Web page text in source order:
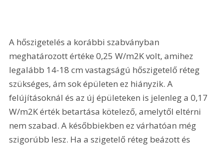
A hőszigetelés a korábbi szabványban
meghatározott értéke 0,25 W/m2K volt, amihez
legalább 14-18 cm vastagságú hőszigetelő réteg
szükséges, ám sok épületen ez hiányzik. A
felújításoknál és az új épületeken is jelenleg a 0,17
W/m2K érték betartása kötelező, amelytől eltérni
nem szabad. A későbbiekben ez várhatóan még
szigorúbb lesz. Ha a szigetelő réteg beázott és